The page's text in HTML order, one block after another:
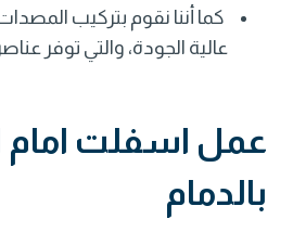
كما أننا نقوم بتركيب
عالية الجودة، والتي توفر
عمل اسفلت امام
بالدمام